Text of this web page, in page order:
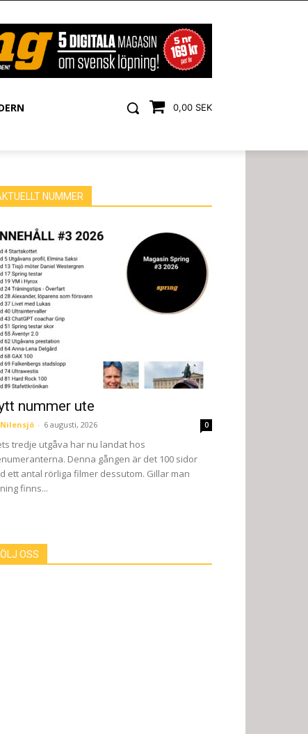
0,00 SEK
NUMMER
nummer ute
Nilensjö - 6 augusti, 2026 0
tredje utgåva har nu landat hos
Denna gången är det 100 sidor
ett antal rörliga filmer dessutom. Gillar man
finns...
OSS